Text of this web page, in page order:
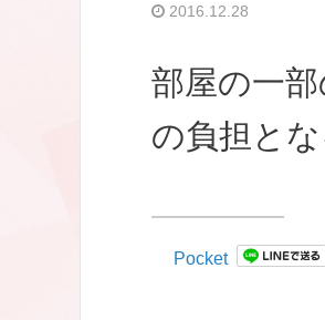
2016.12.28
部屋の一
の負担と
Pocket